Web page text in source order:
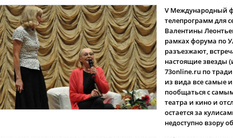
V Международный
телепрограмм для
Валентины
рамках форума по
разъезжают,
настоящие звезды
73online.ru по
из вида все самые
пообщаться с
театра и кино и
остается за
недоступно взору